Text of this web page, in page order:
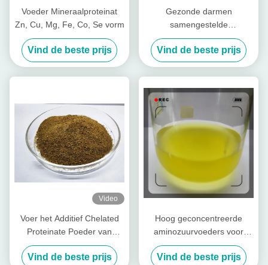
Voeder Mineraalproteinat
Zn, Cu, Mg, Fe, Co, Se vorm
Vind de beste prijs
Gezonde darmen
samengestelde
voedingspeptiden voor vee
Varkenskoeien
Vind de beste prijs
Video
Voer het Additief Chelated
Proteinate Poeder van
Zinkzn met Ruwe Proteïne
voor Voermolen
Vind de beste prijs
Hoog geconcentreerde
aminozuurvoeders voor
pluimvee en vee
Vind de beste prijs